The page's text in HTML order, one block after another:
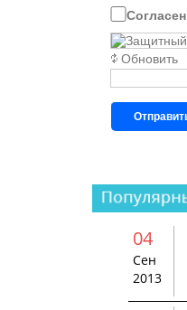
Обновить
04
Сен
2013